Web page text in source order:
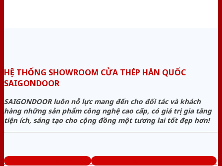
HỆ THỐNG SHOWROOM CỬA THÉP HÀN QUỐC
SAIGONDOOR
SAIGONDOOR luôn nỗ lực mang đến cho đối tác và khách
hàng những sản phẩm công nghệ cao cấp, có giá trị gia tăng
tiện ích, sáng tạo cho cộng đồng một tương lai tốt đẹp hơn!
www.muabancuathep.com Tổng đài tư vấn miễn phí: 0824.400.400